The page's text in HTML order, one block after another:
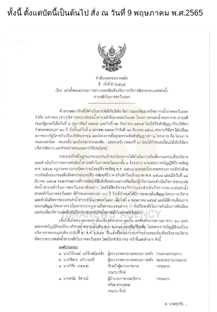
ทั้งนี้ ตั้งแต่บัดนี้เป็นต้นไป สั่ง ณ วันที่ 9 พฤษภาคม พ.ศ.2565